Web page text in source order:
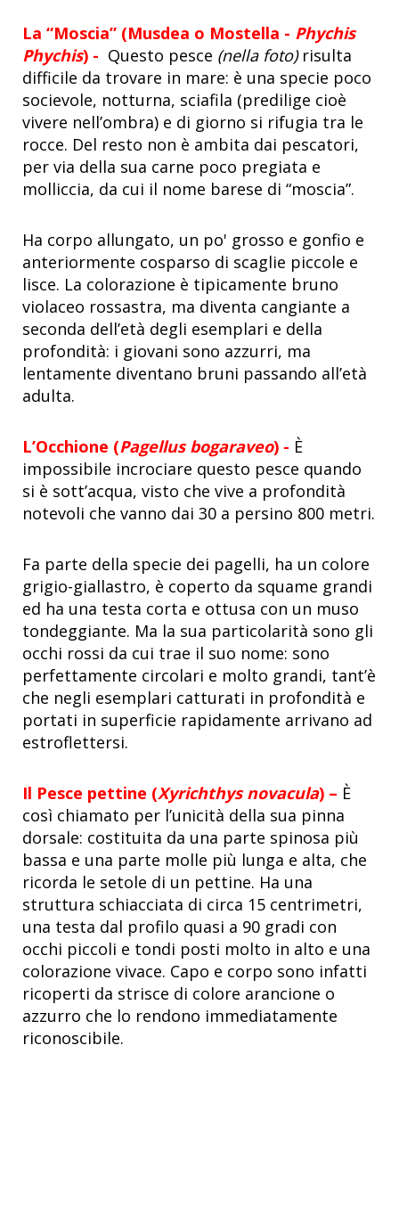
La “Moscia” (Musdea o Mostella - Phychis
Phychis) - Questo pesce (nella foto)risulta
difficile da trovare in mare: è una specie poco
socievole, notturna, sciafila (predilige cioè
vivere nell’ombra) e di giorno si rifugia tra le
rocce. Del resto non è ambita dai pescatori,
per via della sua carne poco pregiata e
molliccia, da cui il nome barese di “moscia”.
Ha corpo allungato, un po' grosso e gonfio e
anteriormente cosparso di scaglie piccole e
lisce. La colorazione è tipicamente bruno
violaceo rossastra, ma diventa cangiante a
seconda dell’età degli esemplari e della
profondità: i giovani sono azzurri, ma
lentamente diventano bruni passando all’età
adulta.
L’Occhione (Pagellus bogaraveo) - È
impossibile incrociare questo pesce quando
si è sott’acqua, visto che vive a profondità
notevoli che vanno dai 30 a persino 800 metri.
Fa parte della specie dei pagelli, ha un colore
grigio-giallastro, è coperto da squame grandi
ed ha una testa corta e ottusa con un muso
tondeggiante. Ma la sua particolarità sono gli
occhi rossi da cui trae il suo nome: sono
perfettamente circolari e molto grandi, tant’è
che negli esemplari catturati in profondità e
portati in superficie rapidamente arrivano ad
estroflettersi.
Il Pesce pettine (Xyrichthys novacula) – È
così chiamato per l’unicità della sua pinna
dorsale: costituita da una parte spinosa più
bassa e una parte molle più lunga e alta, che
ricorda le setole di un pettine. Ha una
struttura schiacciata di circa 15 centrimetri,
una testa dal profilo quasi a 90 gradi con
occhi piccoli e tondi posti molto in alto e una
colorazione vivace. Capo e corpo sono infatti
ricoperti da strisce di colore arancione o
azzurro che lo rendono immediatamente
riconoscibile.